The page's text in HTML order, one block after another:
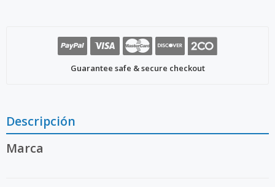
Guarantee safe & secure checkout
Descripción
Marca